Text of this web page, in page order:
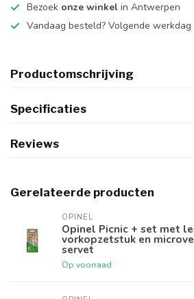
Bezoek onze winkel in Antwerpen
Vandaag besteld? Volgende werkdag
Productomschrijving
Specificaties
Reviews
Gerelateerde producten
OPINEL
Opinel Picnic + set met
vorkopzetstuk en
servet
Op voorraad